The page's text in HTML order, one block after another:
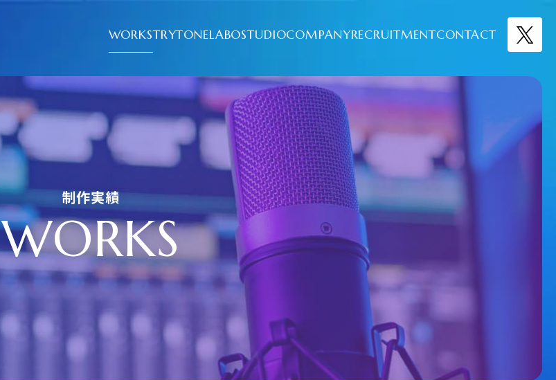
WORKSTRYTONELABOSTUDIOCOMPANYRECRUITMENTCONTACT
制作実績
WORKS